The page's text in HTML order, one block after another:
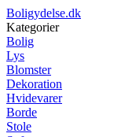
Boligydelse.dk
Kategorier
Bolig
Lys
Blomster
Dekoration
Hvidevarer
Borde
Stole